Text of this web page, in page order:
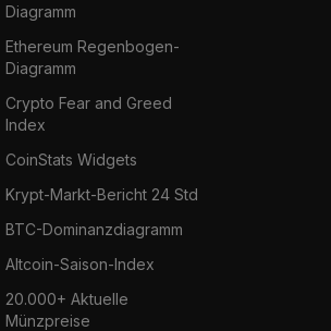
Diagramm
Ethereum Regenbogen-
Diagramm
Crypto Fear and Greed
Index
CoinStats Widgets
Krypt-Markt-Bericht 24 Std
BTC-Dominanzdiagramm
Altcoin-Saison-Index
20.000+ Aktuelle
Münzpreise